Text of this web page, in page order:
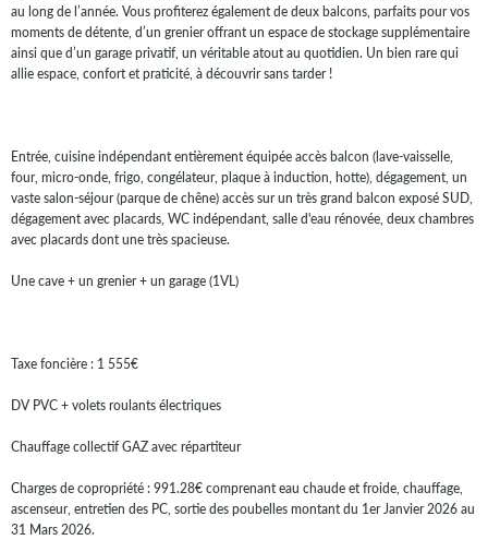
au long de l’année. Vous profiterez également de deux balcons, parfaits pour vos
moments de détente, d’un grenier offrant un espace de stockage supplémentaire
ainsi que d’un garage privatif, un véritable atout au quotidien. Un bien rare qui
allie espace, confort et praticité, à découvrir sans tarder !
Entrée, cuisine indépendant entièrement équipée accès balcon (lave-vaisselle,
four, micro-onde, frigo, congélateur, plaque à induction, hotte), dégagement, un
vaste salon-séjour (parque de chêne) accès sur un très grand balcon exposé SUD,
dégagement avec placards, WC indépendant, salle d'eau rénovée, deux chambres
avec placards dont une très spacieuse.
Une cave + un grenier + un garage (1VL)
Taxe foncière : 1 555€
DV PVC + volets roulants électriques
Chauffage collectif GAZ avec répartiteur
Charges de copropriété : 991.28€ comprenant eau chaude et froide, chauffage,
ascenseur, entretien des PC, sortie des poubelles montant du 1er Janvier 2026 au
31 Mars 2026.